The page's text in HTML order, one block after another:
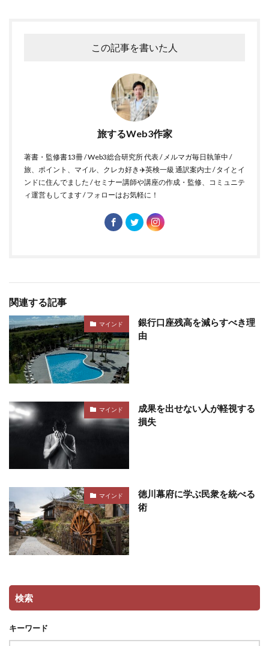
この記事を書いた人
旅するWeb3作家
著書・監修書13冊 / Web3総合研究所 代表 / メルマガ毎日執筆中 /
旅、ポイント、マイル、クレカ好き✈️英検一級 通訳案内士 / タイとイ
ンドに住んでました / セミナー講師や講座の作成・監修、コミュニテ
ィ運営もしてます / フォローはお気軽に！
関連する記事
マインド
銀行口座残高を減らすべき理
由
マインド
成果を出せない人が軽視する
損失
マインド
徳川幕府に学ぶ民衆を統べる
術
検索
キーワード